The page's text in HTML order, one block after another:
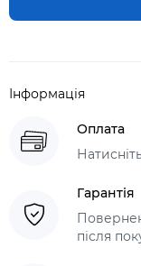
Інформація
Оплата
Гарантія
після